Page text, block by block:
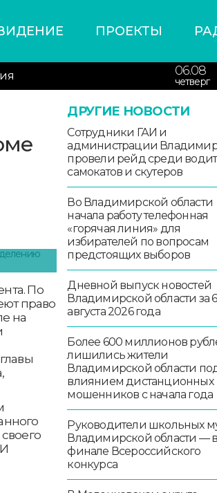
ПРОЕКТЫ
06.08
четверг
По
право
на
ДРУГИЕ НОВОСТИ
Сотрудники ГАИ и
администрации
провели рейд среди
самокатов и скутеров
Во Владимирской области
начала работу телефонная
«горячая линия» для
избирателей по вопросам
предстоящих выборов
Дневной выпуск новостей
Владимирской области за 6
августа 2026 года
Более 600 миллионов
лишились жители
Владимирской области
влиянием дистанционных
мошенников с начала года
Руководители школьных
Владимирской области —
финале Всероссийского
конкурса